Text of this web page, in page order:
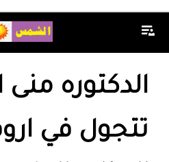
الدكتوره
تتجول في